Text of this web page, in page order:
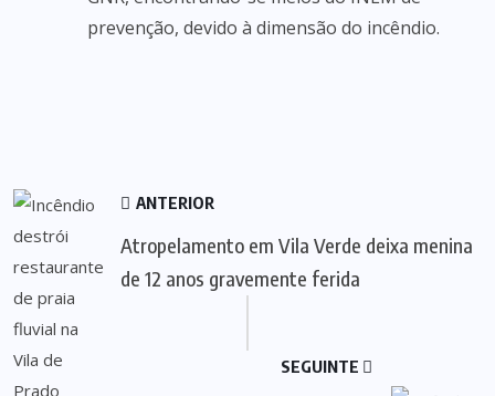
prevenção, devido à dimensão do incêndio.
ANTERIOR
Atropelamento em Vila Verde deixa menina
de 12 anos gravemente ferida
SEGUINTE